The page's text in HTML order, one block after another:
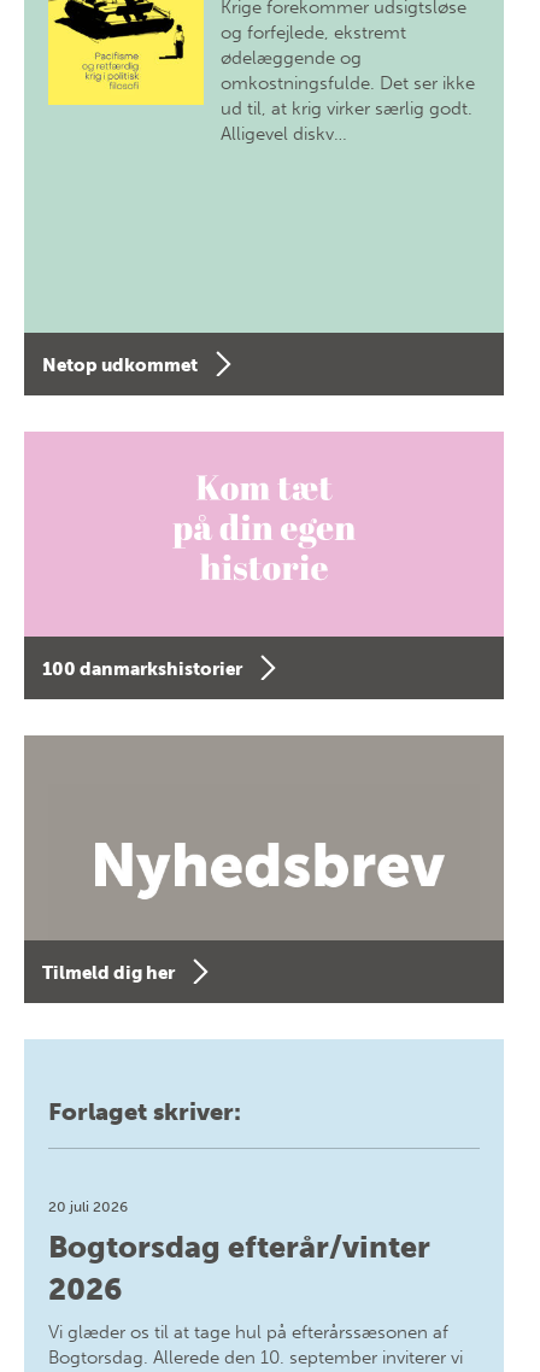
Krige forekommer udsigtsløse
og forfejlede, ekstremt
ødelæggende og
omkostningsfulde. Det ser ikke
ud til, at krig virker særlig godt.
Alligevel diskv…
Netop udkommet
100 danmarkshistorier
Tilmeld dig her
Forlaget skriver:
20 juli 2026
Bogtorsdag efterår/vinter
2026
Vi glæder os til at tage hul på efterårssæsonen af
Bogtorsdag. Allerede den 10. september inviterer vi